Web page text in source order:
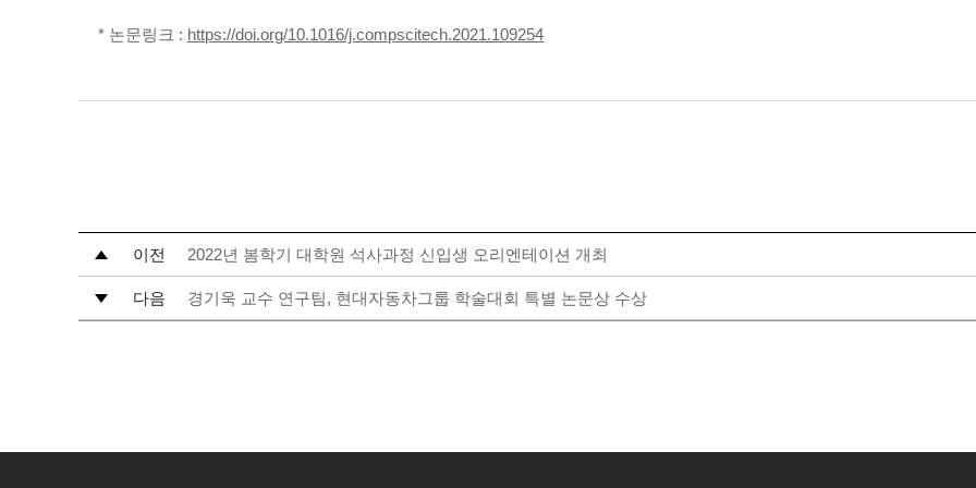
* 논문링크 : https://doi.org/10.1016/j.compscitech.2021.109254
이전 2022년 봄학기 대학원 석사과정 신입생 오리엔테이션 개최
다음 경기욱 교수 연구팀, 현대자동차그룹 학술대회 특별 논문상 수상